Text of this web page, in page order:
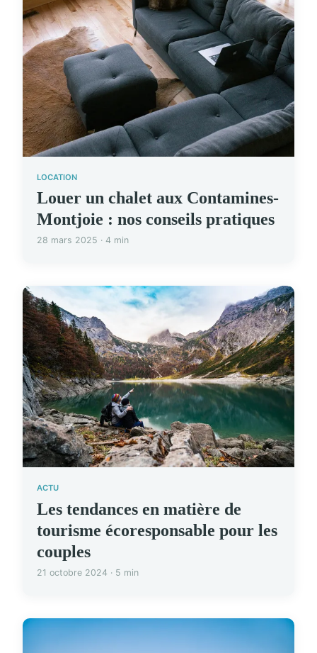
LOCATION
Louer un chalet aux Contamines-
Montjoie : nos conseils pratiques
28 mars 2025 · 4 min
ACTU
Les tendances en matière de
tourisme écoresponsable pour les
couples
21 octobre 2024 · 5 min